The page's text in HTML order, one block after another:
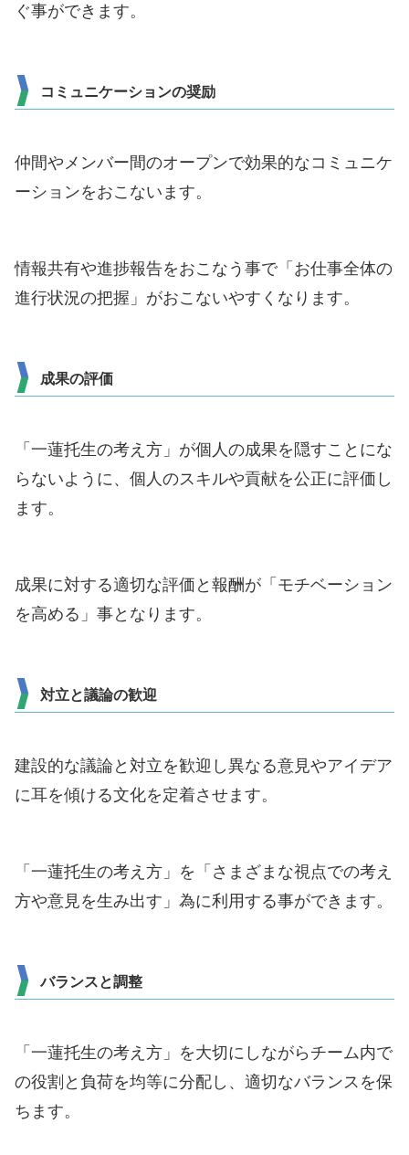
ぐ事ができます。
コミュニケーションの奨励
仲間やメンバー間のオープンで効果的なコミュニケ
ーションをおこないます。
情報共有や進捗報告をおこなう事で「お仕事全体の
進行状況の把握」がおこないやすくなります。
成果の評価
「一蓮托生の考え方」が個人の成果を隠すことにな
らないように、個人のスキルや貢献を公正に評価し
ます。
成果に対する適切な評価と報酬が「モチベーション
を高める」事となります。
対立と議論の歓迎
建設的な議論と対立を歓迎し異なる意見やアイデア
に耳を傾ける文化を定着させます。
「一蓮托生の考え方」を「さまざまな視点での考え
方や意見を生み出す」為に利用する事ができます。
バランスと調整
「一蓮托生の考え方」を大切にしながらチーム内で
の役割と負荷を均等に分配し、適切なバランスを保
ちます。